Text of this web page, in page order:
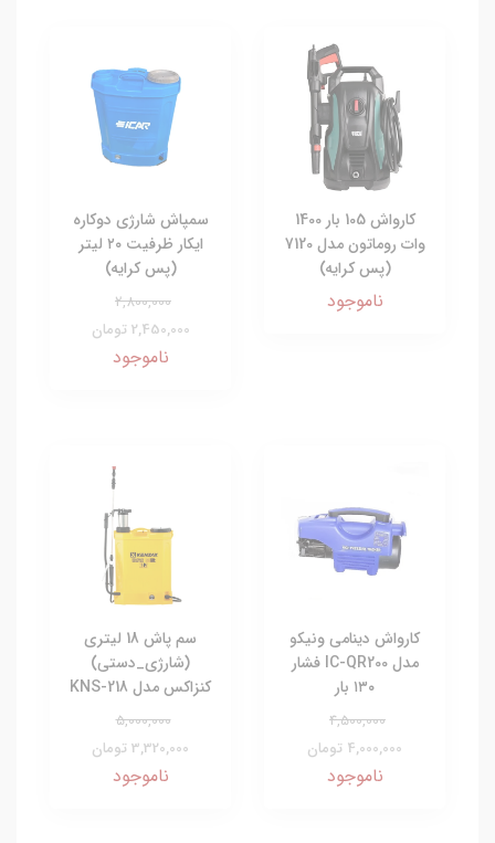
کارواش 105 بار 1400
وات روماتون مدل 7120
(پس کرایه)
ناموجود
سمپاش شارژی دوکاره
ایکار ظرفیت ۲۰ لیتر
(پس کرایه)
2,800,000
2,450,000 تومان
ناموجود
کارواش دینامی ونیکو
مدل IC-QR200 فشار
۱۳۰ بار
4,500,000
4,000,000 تومان
ناموجود
سم پاش 18 لیتری
(شارژی_دستی)
کنزاکس مدل KNS-218
5,000,000
3,320,000 تومان
ناموجود